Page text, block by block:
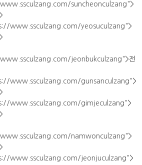
suncheonculzang">
www.ssculzang.com/yeosuculzang">
jeonbukculzang">전
www.ssculzang.com/gunsanculzang">
www.ssculzang.com/gimjeculzang">
namwonculzang">
www.ssculzang.com/jeonjuculzang">